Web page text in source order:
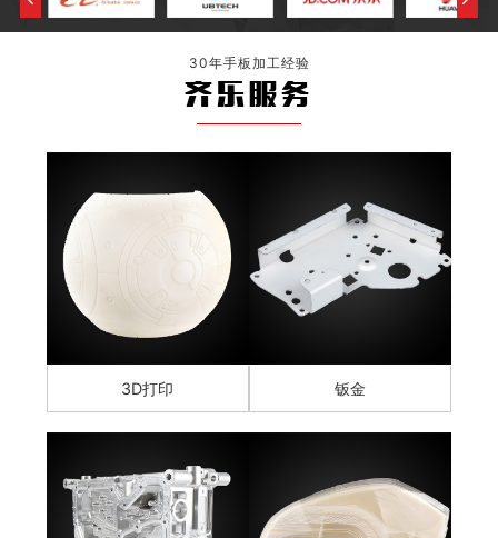
30年手板加工经验
齐乐服务
3D打印 钣金